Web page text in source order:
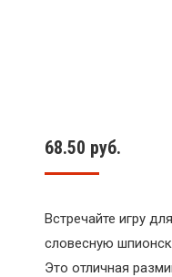
68.50 руб.
Встречайте игру
словесную
Это отличная